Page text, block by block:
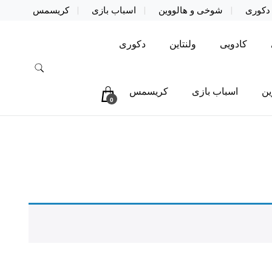
دکوری شوخی و هالووین اسباب بازی کریسمس
کادویی ولنتاین دکوری
اسباب بازی کریسمس
0